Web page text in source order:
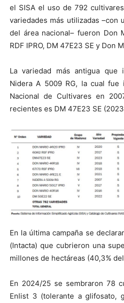
el SISA el uso de 792
variedades más utilizadas –con
del área nacional– fueron Don
RDF IPRO, DM 47E23 SE y Don
La variedad más antigua que
Nidera A 5009 RG, la cual fue
Nacional de Cultivares en
recientes es DM 47E23 SE
En la última campaña se
(Intacta) que cubrieron una
millones de hectáreas (40,3%
En 2024/25 se sembraron 78
Enlist 3 (tolerante a glifosato,